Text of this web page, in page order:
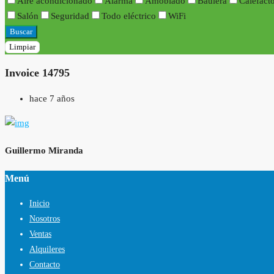
Salón
Seguridad Todo eléctrico WiFi
Buscar
Limpiar
Invoice 14795
hace 7 años
Guillermo Miranda
Menú
Inicio
Nosotros
Ventas
Alquileres
Contacto